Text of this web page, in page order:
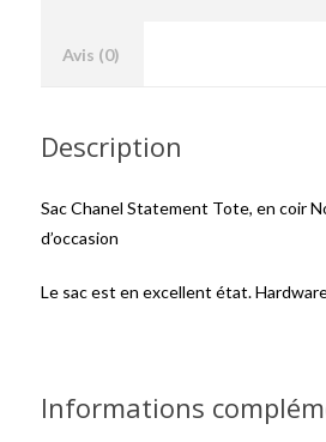
Avis (0)
Description
Sac Chanel Statement Tote, en coir
d’occasion
Le sac est en excellent état.
Informations